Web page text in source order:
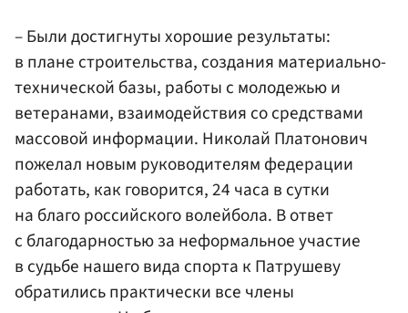
– Были достигнуты хорошие результаты:
в плане строительства, создания материально-
технической базы, работы с молодежью и
ветеранами, взаимодействия со средствами
массовой информации. Николай Платонович
пожелал новым руководителям федерации
работать, как говорится, 24 часа в сутки
на благо российского волейбола. В ответ
с благодарностью за неформальное участие
в судьбе нашего вида спорта к Патрушеву
обратились практически все члены